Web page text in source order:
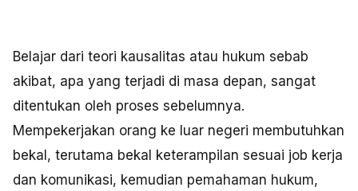
Belajar dari teori kausalitas atau hukum sebab
akibat, apa yang terjadi di masa depan, sangat
ditentukan oleh proses sebelumnya.
Mempekerjakan orang ke luar negeri membutuhkan
bekal, terutama bekal keterampilan sesuai job kerja
dan komunikasi, kemudian pemahaman hukum,